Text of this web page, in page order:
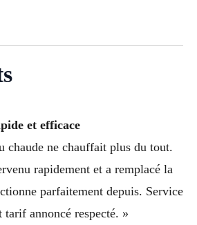
et efficace
chaude ne chauffait plus du tout.
rapidement et a remplacé la
parfaitement depuis. Service
tarif annoncé respecté. »